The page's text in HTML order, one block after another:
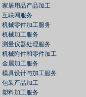
家居用品产品加工
互联网服务
机械零件加工服务
机械加工服务
测量仪器处理服务
机械附件和零件加工
金属加工服务
模具设计与加工服务
包装产品加工
塑料加工服务